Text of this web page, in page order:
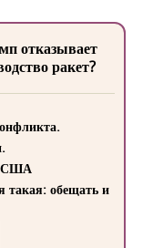
отказывает
ракет?
США
такая: обещать и